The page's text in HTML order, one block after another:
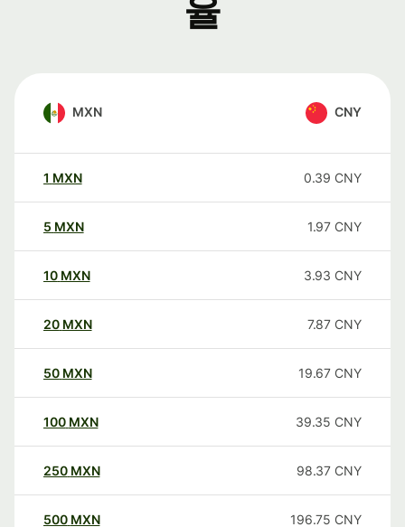
율
MXN CNY
1 MXN 0.39 CNY
5 MXN 1.97 CNY
10 MXN 3.93 CNY
20 MXN 7.87 CNY
50 MXN 19.67 CNY
100 MXN 39.35 CNY
250 MXN 98.37 CNY
500 MXN 196.75 CNY